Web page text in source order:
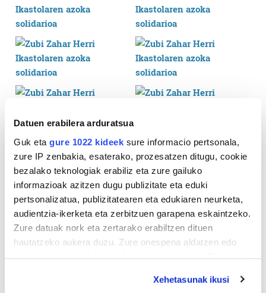
Datuen erabilera arduratsua
Guk eta gure 1022 kideek sure informacio pertsonala,
zure IP zenbakia, esaterako, prozesatzen ditugu, cookie
bezalako teknologiak erabiliz eta zure gailuko
informazioak azitzen dugu publizitate eta eduki
pertsonalizatua, publizitatearen eta edukiaren neurketa,
audientzia-ikerketa eta zerbitzuen garapena eskaintzeko.
Zure datuak nork eta zertarako erabiltzen dituen
hautatzeko aukera duzu. Zure onespena aldatzen edo
Xehetasunak ikusi